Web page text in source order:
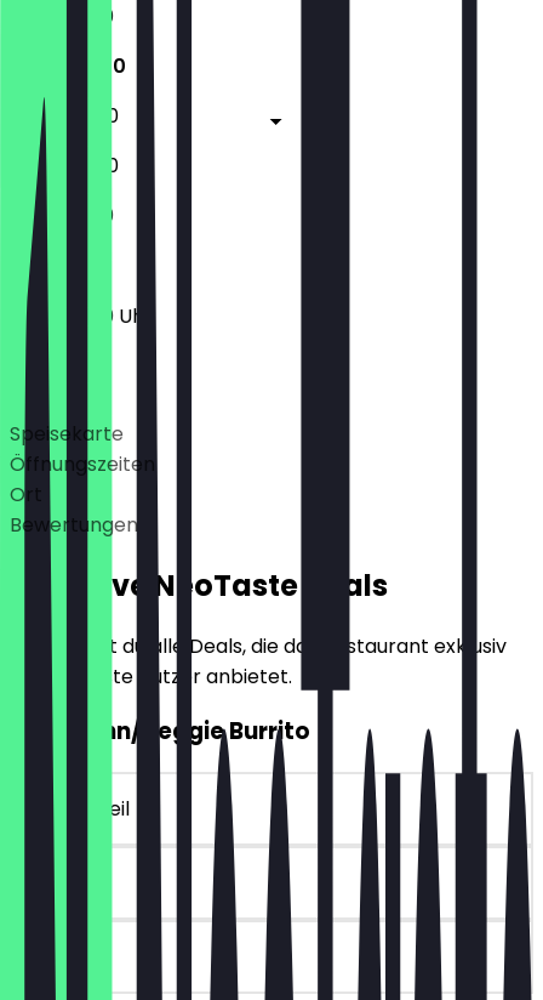
11:30 - 21:00
11:30 - 21:00
11:30 - 22:00
11:30 - 22:00
11:30 - 21:00
11:30 - 21:00 Uhr
Deals
Speisekarte
Öffnungszeiten
Ort
Bewertungen
Exklusive NeoTaste Deals
Hier findest du alle Deals, die das Restaurant exklusiv
für NeoTaste Nutzer anbietet.
2für1 Huhn/Veggie Burrito
~€ 10 Vorteil
90 Tage
vor Ort